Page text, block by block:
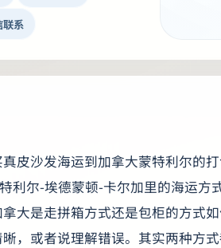
系
皮沙发海运到加拿大蒙特利尔的
利尔-埃德蒙顿-卡尔加里的海运方
大是走拼箱方式还是包柜的方式
，或者说理解错误。其实两种方式